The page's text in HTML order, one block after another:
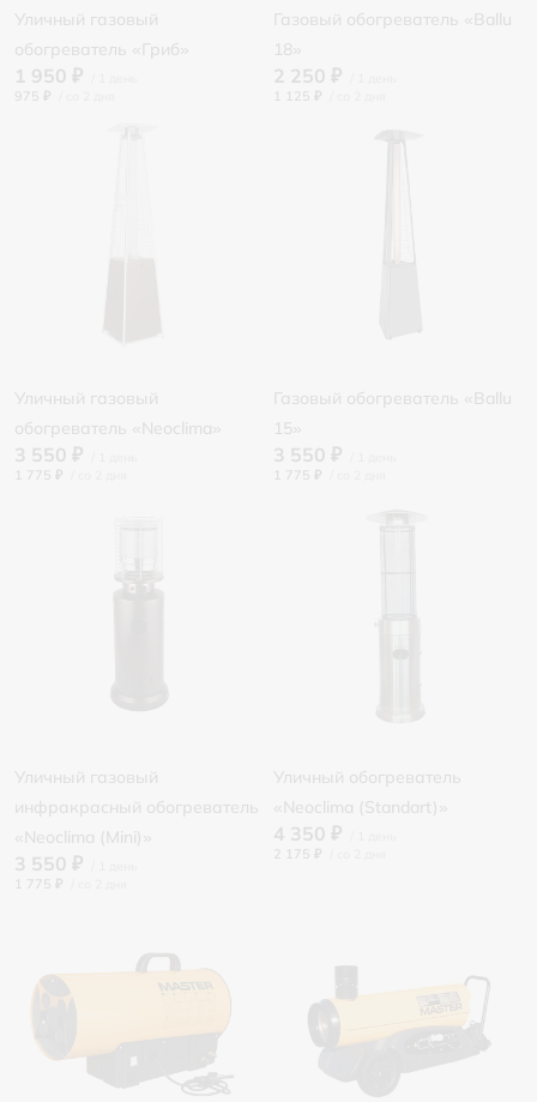
Уличный газовый
обогреватель «Гриб»
1 950 ₽
975 ₽
Газовый обогреватель «Ballu
18»
2 250 ₽
1 125 ₽
Уличный газовый
обогреватель «Neoclima»
3 550 ₽
1 775 ₽
Газовый обогреватель «Ballu
15»
3 550 ₽
1 775 ₽
Уличный газовый
инфракрасный обогреватель
«Neoclima (Mini)»
3 550 ₽
1 775 ₽
Уличный обогреватель
«Neoclima (Standart)»
4 350 ₽
2 175 ₽